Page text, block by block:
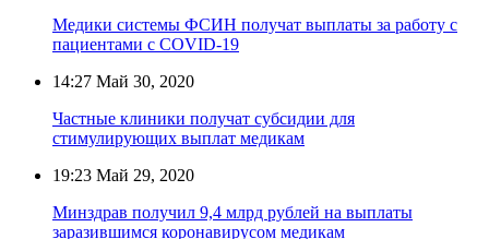
Медики системы ФСИН получат выплаты за работу с
пациентами с COVID-19
14:27 Май 30, 2020
Частные клиники получат субсидии для
стимулирующих выплат медикам
19:23 Май 29, 2020
Минздрав получил 9,4 млрд рублей на выплаты
заразившимся коронавирусом медикам